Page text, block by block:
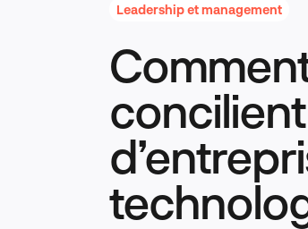
Leadership et management